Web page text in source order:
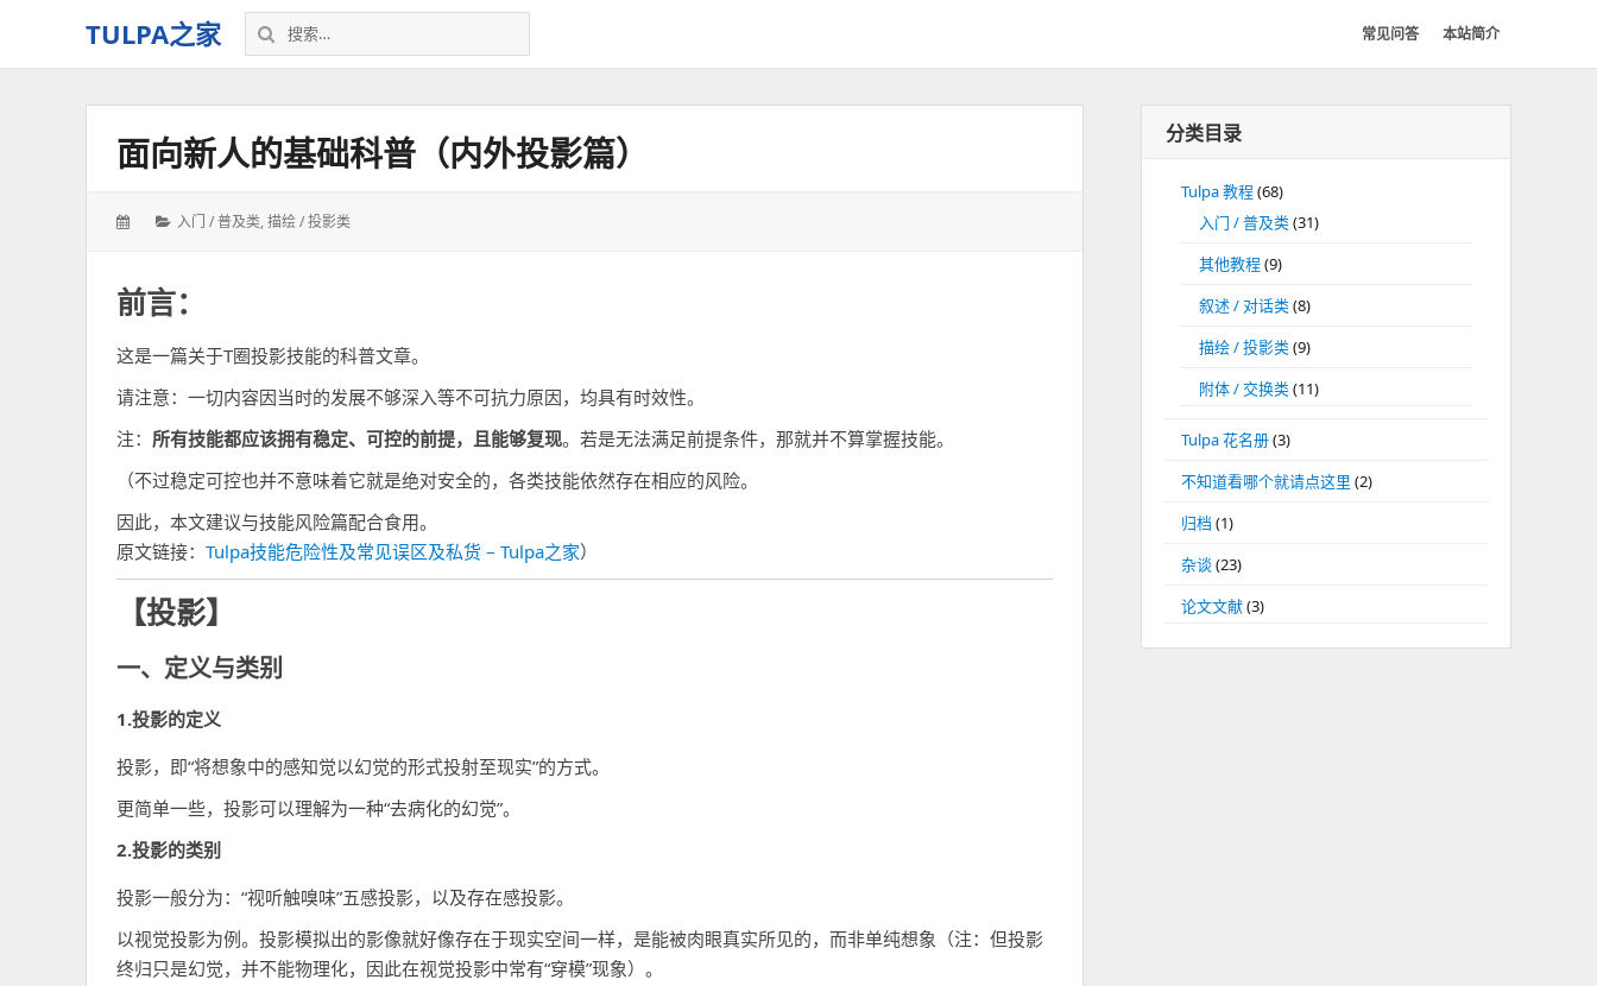
TULPA之家
关
搜
索：
常见问答 本站简介
面向新人的基础科普（内外投影篇）
分
入门 / 普及类,描绘 / 投影类
前言：
这是一篇关于T圈投影技能的科普文章。
请注意：一切内容因当时的发展不够深入等不可抗力原因，均具有时效性。
注： 所有技能都应该拥有稳定、可控的前提，且能够复现。若是无法满足前提条件，那就并不算掌握技能。
（不过稳定可控也并不意味着它就是绝对安全的，各类技能依然存在相应的风险。
因此，本文建议与技能风险篇配合食用。
原文链接： Tulpa技能危险性及常见误区及私货 – Tulpa之家）
【投影】
一、定义与类别
1.投影的定义
投影，即“将想象中的感知觉以幻觉的形式投射至现实”的方式。
更简单一些，投影可以理解为一种“去病化的幻觉”。
2.投影的类别
投影一般分为：“视听触嗅味”五感投影，以及存在感投影。
以视觉投影为例。投影模拟出的影像就好像存在于现实空间一样，是能被肉眼真实所见的，而非单纯想象（注：但投影
终归只是幻觉，并不能物理化，因此在视觉投影中常有“穿模”现象）。
分类目录
Tulpa 教程(68)
入门 / 普及类(31)
其他教程(9)
叙述 / 对话类(8)
描绘 / 投影类(9)
附体 / 交换类(11)
Tulpa 花名册(3)
不知道看哪个就请点这里 (2)
归档 (1)
杂谈(23)
论文文献(3)